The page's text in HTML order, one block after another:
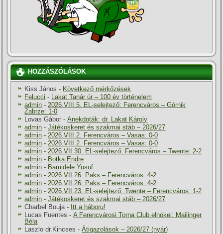
HOZZÁSZÓLÁSOK
Kiss János - Következő mérkőzések
Felucci - Lakat Tanár úr – 100 év történelem
admin -2026.VIII.5. EL-selejtező: Ferencváros – Górnik
Zabrze: 1-0
Lovas Gábor -Anekdoták: dr. Lakat Károly
admin -Játékoskeret és szakmai stáb – 2026/27
admin -2026.VIII.2. Ferencváros – Vasas: 0-0
admin -2026.VIII.2. Ferencváros – Vasas: 0-0
admin -2026.VII.30. EL-selejtező: Ferencváros – Twente: 2-2
admin - Botka Endre
admin - Bamidele Yusuf
admin -2026.VII.26. Paks – Ferencváros: 4-2
admin -2026.VII.26. Paks – Ferencváros: 4-2
admin -2026.VII.23. EL-selejtező: Twente – Ferencváros: 1-2
admin -Játékoskeret és szakmai stáb – 2026/27
Charbel Bouja- Itt a háboru!
Lucas Fuentes -A Ferencvárosi Torna Club elnökei: Mailinger
Béla
Laszlo dr.Kincses -Átigazolások – 2026/27 (nyár)